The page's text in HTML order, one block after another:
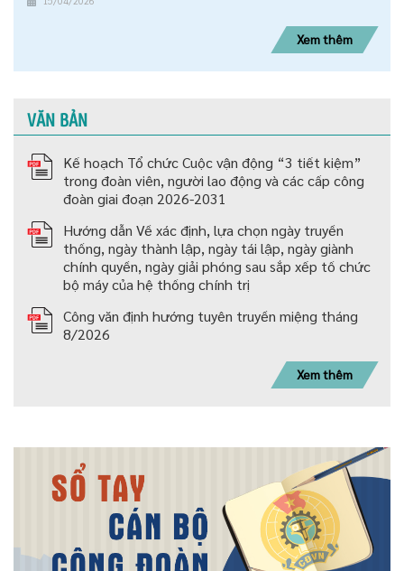
Xem thêm
VĂN BẢN
Kế hoạch Tổ chức Cuộc vận động “3 tiết kiệm”
trong đoàn viên, người lao động và các cấp công
đoàn giai đoạn 2026-2031
Hướng dẫn Về xác định, lựa chọn ngày truyền
thống, ngày thành lập, ngày tái lập, ngày giành
chính quyền, ngày giải phóng sau sắp xếp tố chức
bộ máy của hệ thống chính trị
Công văn định hướng tuyên truyền miệng tháng
8/2026
Xem thêm